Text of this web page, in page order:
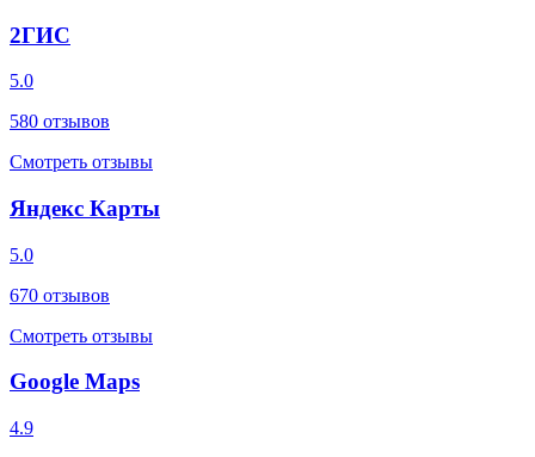
2ГИС
5.0
580 отзывов
Смотреть отзывы
Яндекс Карты
5.0
670 отзывов
Смотреть отзывы
Google Maps
4.9